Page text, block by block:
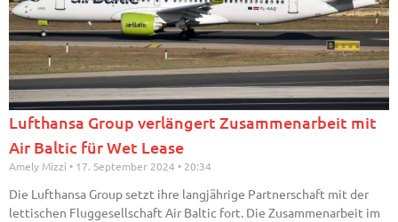
Lufthansa Group verlängert Zusammenarbeit mit
Air Baltic für Wet Lease
Amely Mizzi 17. September 2024 20:34
Die Lufthansa Group setzt ihre langjährige Partnerschaft mit der
lettischen Fluggesellschaft Air Baltic fort. Die Zusammenarbeit im